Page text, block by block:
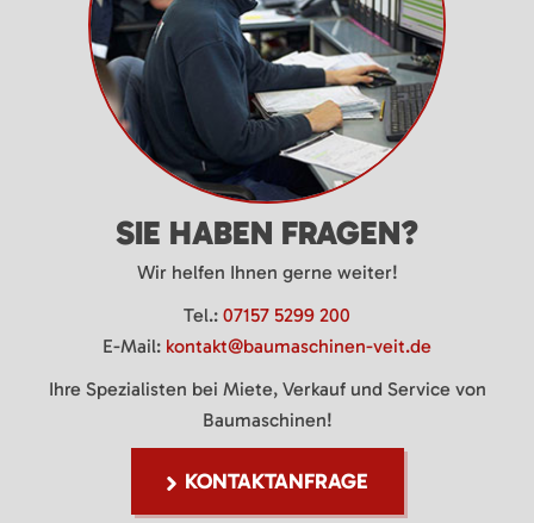
SIE HABEN FRAGEN?
Wir helfen Ihnen gerne weiter!
Tel.: 07157 5299 200
E-Mail: kontakt@baumaschinen-veit.de
Ihre Spezialisten bei Miete, Verkauf und Service von
Baumaschinen!
KONTAKTANFRAGE